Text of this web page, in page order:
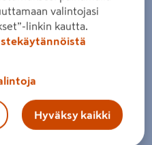
tai uritettuna. Neliöhinta
valintojasi
linkin kautta.
Hyväksy kaikki